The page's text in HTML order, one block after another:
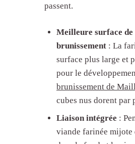
passent.
Meilleure surface de
brunissement : La
surface plus large et
pour le
brunissement de
cubes nus dorent par
Liaison intégrée :
viande farinée mijote